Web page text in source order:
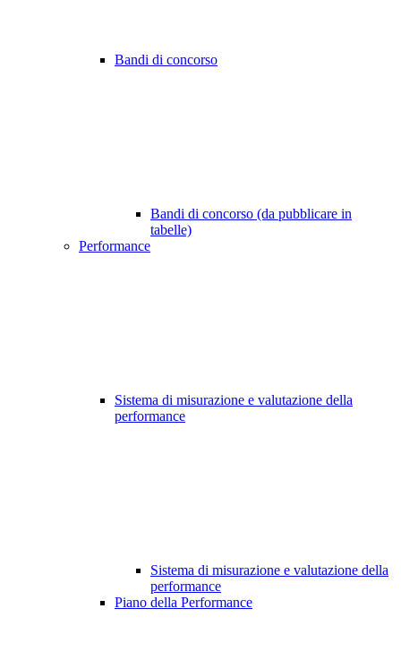
Bandi di concorso
Bandi di concorso (da pubblicare in
tabelle)
Performance
Sistema di misurazione e valutazione della
performance
Sistema di misurazione e valutazione della
performance
Piano della Performance